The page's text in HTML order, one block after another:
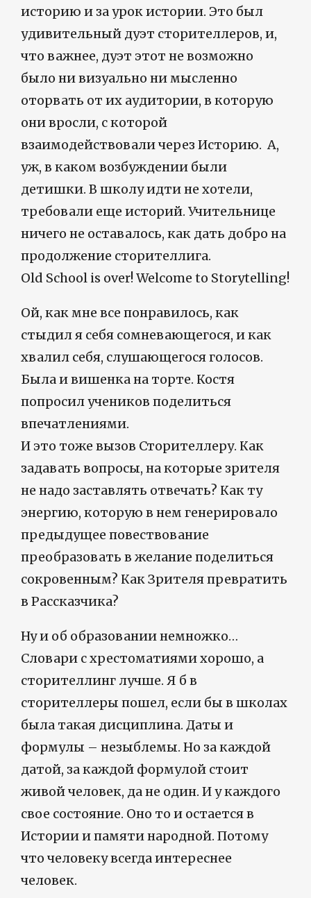
историю и за урок истории. Это был
удивительный дуэт сторителлеров, и,
что важнее, дуэт этот не возможно
было ни визуально ни мысленно
оторвать от их аудитории, в которую
они вросли, с которой
взаимодействовали через Историю. А,
уж, в каком возбуждении были
детишки. В школу идти не хотели,
требовали еще историй. Учительнице
ничего не оставалось, как дать добро на
продолжение сторителлига.
Old School is over! Welcome to Storytelling!
Ой, как мне все понравилось, как
стыдил я себя сомневающегося, и как
хвалил себя, слушающегося голосов.
Была и вишенка на торте. Костя
попросил учеников поделиться
впечатлениями.
И это тоже вызов Сторителлеру. Как
задавать вопросы, на которые зрителя
не надо заставлять отвечать? Как ту
энергию, которую в нем генерировало
предыдущее повествование
преобразовать в желание поделиться
сокровенным? Как Зрителя превратить
в Рассказчика?
Ну и об образовании немножко…
Словари с хрестоматиями хорошо, а
сторителлинг лучше. Я б в
сторителлеры пошел, если бы в школах
была такая дисциплина. Даты и
формулы – незыблемы. Но за каждой
датой, за каждой формулой стоит
живой человек, да не один. И у каждого
свое состояние. Оно то и остается в
Истории и памяти народной. Потому
что человеку всегда интереснее
человек.